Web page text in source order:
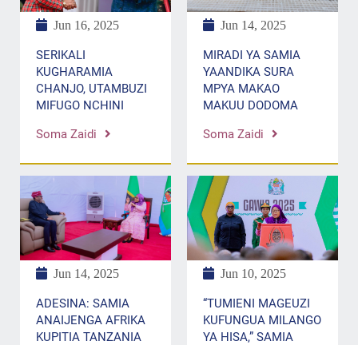
Jun 16, 2025
SERIKALI
KUGHARAMIA
CHANJO, UTAMBUZI
MIFUGO NCHINI
Soma Zaidi
Jun 14, 2025
MIRADI YA SAMIA
YAANDIKA SURA
MPYA MAKAO
MAKUU DODOMA
Soma Zaidi
Jun 14, 2025
ADESINA: SAMIA
ANAIJENGA AFRIKA
KUPITIA TANZANIA
Jun 10, 2025
“TUMIENI MAGEUZI
KUFUNGUA MILANGO
YA HISA,” SAMIA